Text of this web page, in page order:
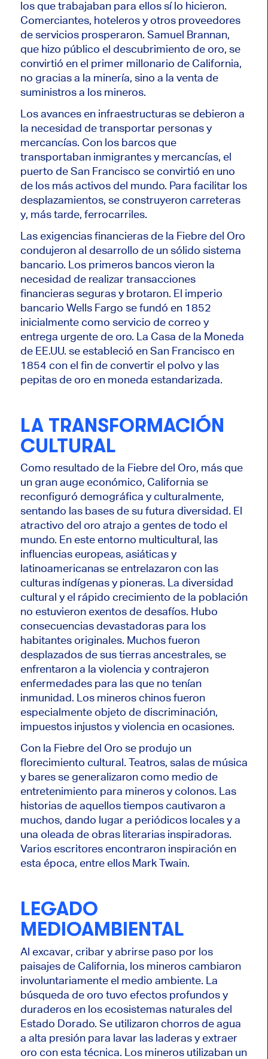
los que trabajaban para ellos sí lo hicieron.
Comerciantes, hoteleros y otros proveedores
de servicios prosperaron. Samuel Brannan,
que hizo público el descubrimiento de oro, se
convirtió en el primer millonario de California,
no gracias a la minería, sino a la venta de
suministros a los mineros.
Los avances en infraestructuras se debieron a
la necesidad de transportar personas y
mercancías. Con los barcos que
transportaban inmigrantes y mercancías, el
puerto de San Francisco se convirtió en uno
de los más activos del mundo. Para facilitar los
desplazamientos, se construyeron carreteras
y, más tarde, ferrocarriles.
Las exigencias financieras de la Fiebre del Oro
condujeron al desarrollo de un sólido sistema
bancario. Los primeros bancos vieron la
necesidad de realizar transacciones
financieras seguras y brotaron. El imperio
bancario Wells Fargo se fundó en 1852
inicialmente como servicio de correo y
entrega urgente de oro. La Casa de la Moneda
de EE.UU. se estableció en San Francisco en
1854 con el fin de convertir el polvo y las
pepitas de oro en moneda estandarizada.
LA TRANSFORMACIÓN
CULTURAL
Como resultado de la Fiebre del Oro, más que
un gran auge económico, California se
reconfiguró demográfica y culturalmente,
sentando las bases de su futura diversidad. El
atractivo del oro atrajo a gentes de todo el
mundo. En este entorno multicultural, las
influencias europeas, asiáticas y
latinoamericanas se entrelazaron con las
culturas indígenas y pioneras. La diversidad
cultural y el rápido crecimiento de la población
no estuvieron exentos de desafíos. Hubo
consecuencias devastadoras para los
habitantes originales. Muchos fueron
desplazados de sus tierras ancestrales, se
enfrentaron a la violencia y contrajeron
enfermedades para las que no tenían
inmunidad. Los mineros chinos fueron
especialmente objeto de discriminación,
impuestos injustos y violencia en ocasiones.
Con la Fiebre del Oro se produjo un
florecimiento cultural. Teatros, salas de música
y bares se generalizaron como medio de
entretenimiento para mineros y colonos. Las
historias de aquellos tiempos cautivaron a
muchos, dando lugar a periódicos locales y a
una oleada de obras literarias inspiradoras.
Varios escritores encontraron inspiración en
esta época, entre ellos Mark Twain.
LEGADO
MEDIOAMBIENTAL
Al excavar, cribar y abrirse paso por los
paisajes de California, los mineros cambiaron
involuntariamente el medio ambiente. La
búsqueda de oro tuvo efectos profundos y
duraderos en los ecosistemas naturales del
Estado Dorado. Se utilizaron chorros de agua
a alta presión para lavar las laderas y extraer
oro con esta técnica. Los mineros utilizaban un